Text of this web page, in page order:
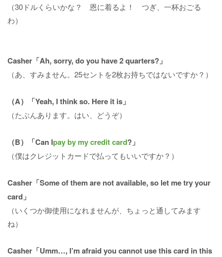
（30ドルくらいかな？ 恩に着るよ！ つぎ、一杯おごる
わ）
Casher「Ah, sorry, do you have 2 quarters?」
（あ、すみません。25セントを2枚お持ちではないですか？）
（A）「Yeah, I think so. Here it is」
（たぶんあります。はい、どうぞ）
（B）「Can Ipay by my credit card?」
（僕はクレジットカードで払ってもいいですか？）
Casher「Some of them are not available, so let me try your
card」
（いくつか御使用になれませんが、ちょっと通してみます
ね）
Casher「Umm…, I’m afraid you cannot use this card in this